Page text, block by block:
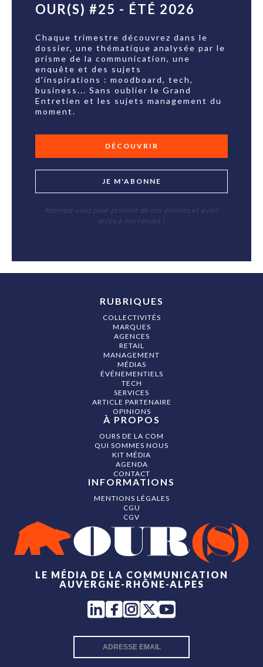
OUR(S) #25 - ÉTÉ 2026
Chaque trimestre découvrez dans le
dossier, une thématique analysée par le
prisme de la communication, une
enquête et des sujets
d'inspirations : moodboard, tech,
business... Sans oublier le Grand
Entretien et les sujets management du
moment.
DÉCOUVRIR
JE M'ABONNE
Abonnez-vous pour profiter de nos articles et avoir
accès à nos revues !
LE MÉDIA DE LA COMMUNICATION
AUVERGNE-RHÔNE-ALPES
RUBRIQUES
COLLECTIVITÉS
MARQUES
AGENCES
RETAIL
MANAGEMENT
MÉDIAS
ÉVÉNEMENTIELS
TECH
SERVICES
ARTICLE PARTENAIRE
OPINIONS
À PROPOS
OURS DE LA COM
QUI SOMMES NOUS
KIT MÉDIA
AGENDA
CONTACT
INFORMATIONS
MENTIONS LÉGALES
CGU
CGV